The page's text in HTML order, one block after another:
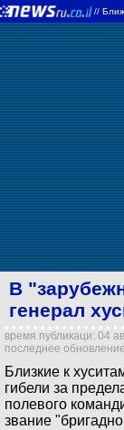
//
В
генерал
время публикаци: 04
последнее
Близкие к
гибели за
полевого
звание